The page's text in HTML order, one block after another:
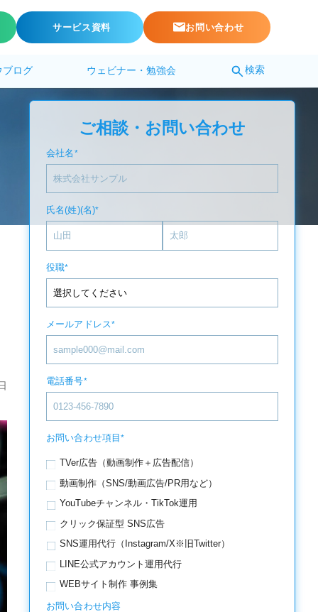
サービス資料 お問い合わせ
ブログ ウェビナー・勉強会 検索
ご相談・お問い合わせ
会社名 *
氏名(姓)(名)*
役職*
メールアドレス*
電話番号*
お問い合わせ項目*
TVer広告（動画制作＋広告配信）
動画制作（SNS/動画広告/PR用など）
YouTubeチャンネル・TikTok運用
クリック保証型 SNS広告
SNS運用代行（Instagram/X※旧Twitter）
LINE公式アカウント運用代行
WEBサイト制作 事例集
お問い合わせ内容